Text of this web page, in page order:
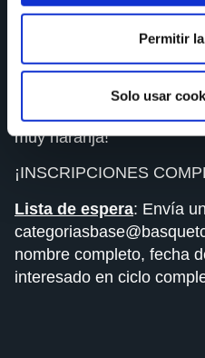
Permitir
Solo usar
un 10% de descuento en
sucesivos. (EJ. Hermano
general; …).
No lo pienses más y
muy naranja!
¡INSCRIPCIONES
Lista de espera: Envía
nombre completo, fecha
interesado en ciclo